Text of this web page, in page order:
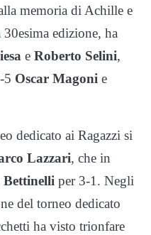
memoria di Achille e
edizione, ha
e Roberto Selini,
5 Oscar Magoni e
dedicato ai Ragazzi si
Lazzari, che in
Bettinelli per 3-1. Negli
del torneo dedicato
ha visto trionfare